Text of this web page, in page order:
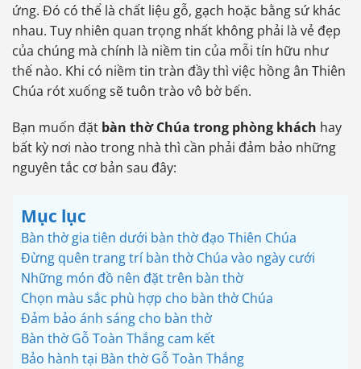
ứng. Đó có thể là chất liệu gỗ, gạch hoặc bằng sứ khác
nhau. Tuy nhiên quan trọng nhất không phải là vẻ đẹp
của chúng mà chính là niềm tin của mỗi tín hữu như
thế nào. Khi có niềm tin tràn đầy thì việc hồng ân Thiên
Chúa rót xuống sẽ tuôn trào vô bờ bến.
Bạn muốn đặt bàn thờ Chúa trong phòng khách hay
bất kỳ nơi nào trong nhà thì cần phải đảm bảo những
nguyên tắc cơ bản sau đây:
Mục lục
Bàn thờ gia tiên dưới bàn thờ đạo Thiên Chúa
Đừng quên trang trí bàn thờ Chúa vào ngày cưới
Những món đồ nên đặt trên bàn thờ
Chọn màu sắc phù hợp cho bàn thờ Chúa
Đảm bảo ánh sáng cho bàn thờ
Bàn thờ Gỗ Toàn Thắng cam kết
Bảo hành tại Bàn thờ Gỗ Toàn Thắng